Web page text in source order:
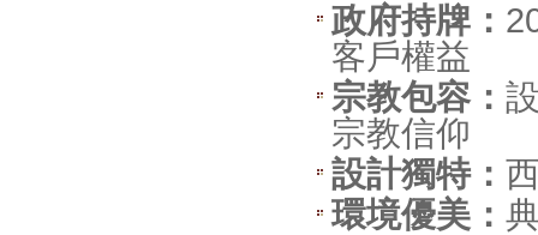
政府持牌：
客戶權益
宗教包容：
宗教信仰
設計獨特：
環境優美：